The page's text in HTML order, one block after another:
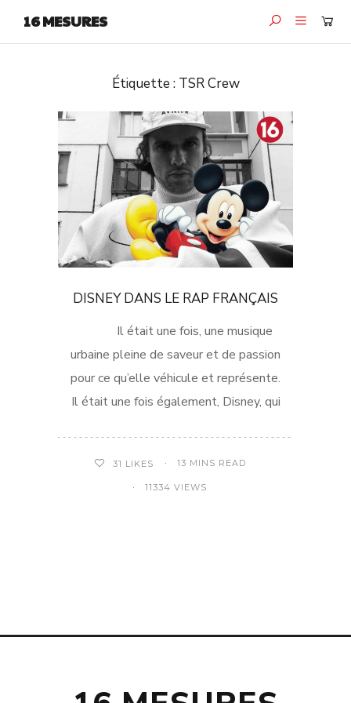
16 MESURES
Étiquette : TSR Crew
DISNEY DANS LE RAP FRANÇAIS
Il était une fois, une musique
urbaine pleine de saveur et de passion
pour ce qu’elle véhicule et représente.
Il était une fois également, Disney, qui
31 LIKES 13 MINS READ
11334 VIEWS